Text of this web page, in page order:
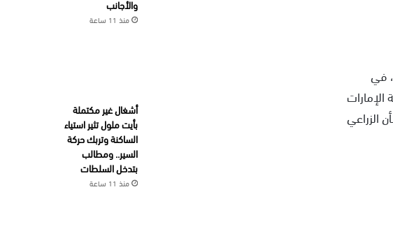
في
دولة الإمارات
الزراعي
والأجانب
منذ 11 ساعة
أشغال غير مكتملة
بأيت ملول تثير استياء
الساكنة وتربك حركة
السير.. ومطالب
بتدخل السلطات
منذ 11 ساعة